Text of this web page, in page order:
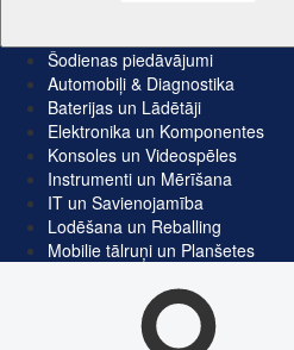
Šodienas piedāvājumi
Automobiļi & Diagnostika
Baterijas un Lādētāji
Elektronika un Komponentes
Konsoles un Videospēles
Instrumenti un Mērīšana
IT un Savienojamība
Lodēšana un Reballing
Mobilie tālruņi un Planšetes